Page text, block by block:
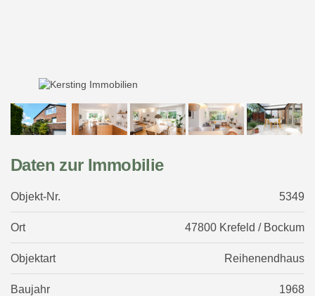
Daten zur Immobilie
Objekt-Nr. 5349
Ort 47800 Krefeld / Bockum
Objektart Reihenendhaus
Baujahr 1968